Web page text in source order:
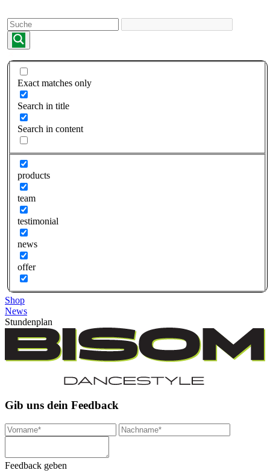
to
content
Exact matches only
Search in title
Search in content
products
team
testimonial
news
offer
Shop
News
Stundenplan
Gib uns dein Feedback
Feedback geben